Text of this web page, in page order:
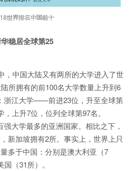
稳居全球第25
中国大陆又有两所的大学进入了世
所拥有的前100名大学数量上升到6
浙江大学——前进23位，升至全球第
上升7位，位列全球第97名。
大学最多的亚洲国家。相比之下，
新加坡拥有2所。事实上，世界上只
多于中国：分别是澳大利亚（7
（31所）。